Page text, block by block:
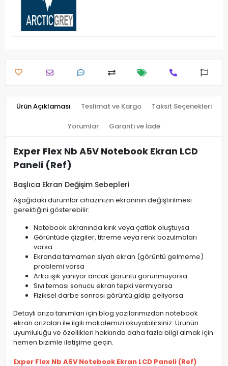
Ürün Açıklaması Teslimat ve Kargo Taksit Seçenekleri
Yorumlar Garanti ve İade
Exper Flex Nb A5V Notebook Ekran LCD
Paneli (Ref)
Başlıca Ekran Değişim Sebepleri
Aşağıdaki durumlar cihazınızın ekranının değiştirilmesi
gerektiğini gösterebilir:
Notebook ekranında kırık veya çatlak oluştuysa
Görüntüde çizgiler, titreme veya renk bozulmaları
varsa
Ekranda tamamen siyah ekran (görüntü gelmeme)
problemi varsa
Arka ışık yanıyor ancak görüntü görünmüyorsa
Sıvı teması sonucu ekran tepki vermiyorsa
Fiziksel darbe sonrası görüntü gidip geliyorsa
Detaylı arıza tanımları için blog yazılarımızdan notebook
ekran arızaları ile ilgili makalemizi okuyabilirsiniz. Ürünün
uyumluluğu ve özellikleri hakkında daha fazla bilgi almak için
hemen bizimle iletişime geçin.
Exper Flex Nb A5V Notebook Ekran LCD Paneli (Ref)